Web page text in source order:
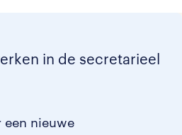
in de secretarieel
een nieuwe